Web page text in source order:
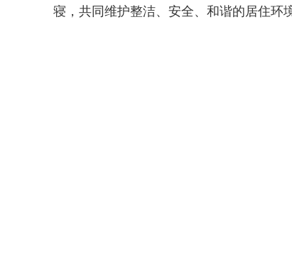
寝，共同维护整洁、安全、和谐的居住环境